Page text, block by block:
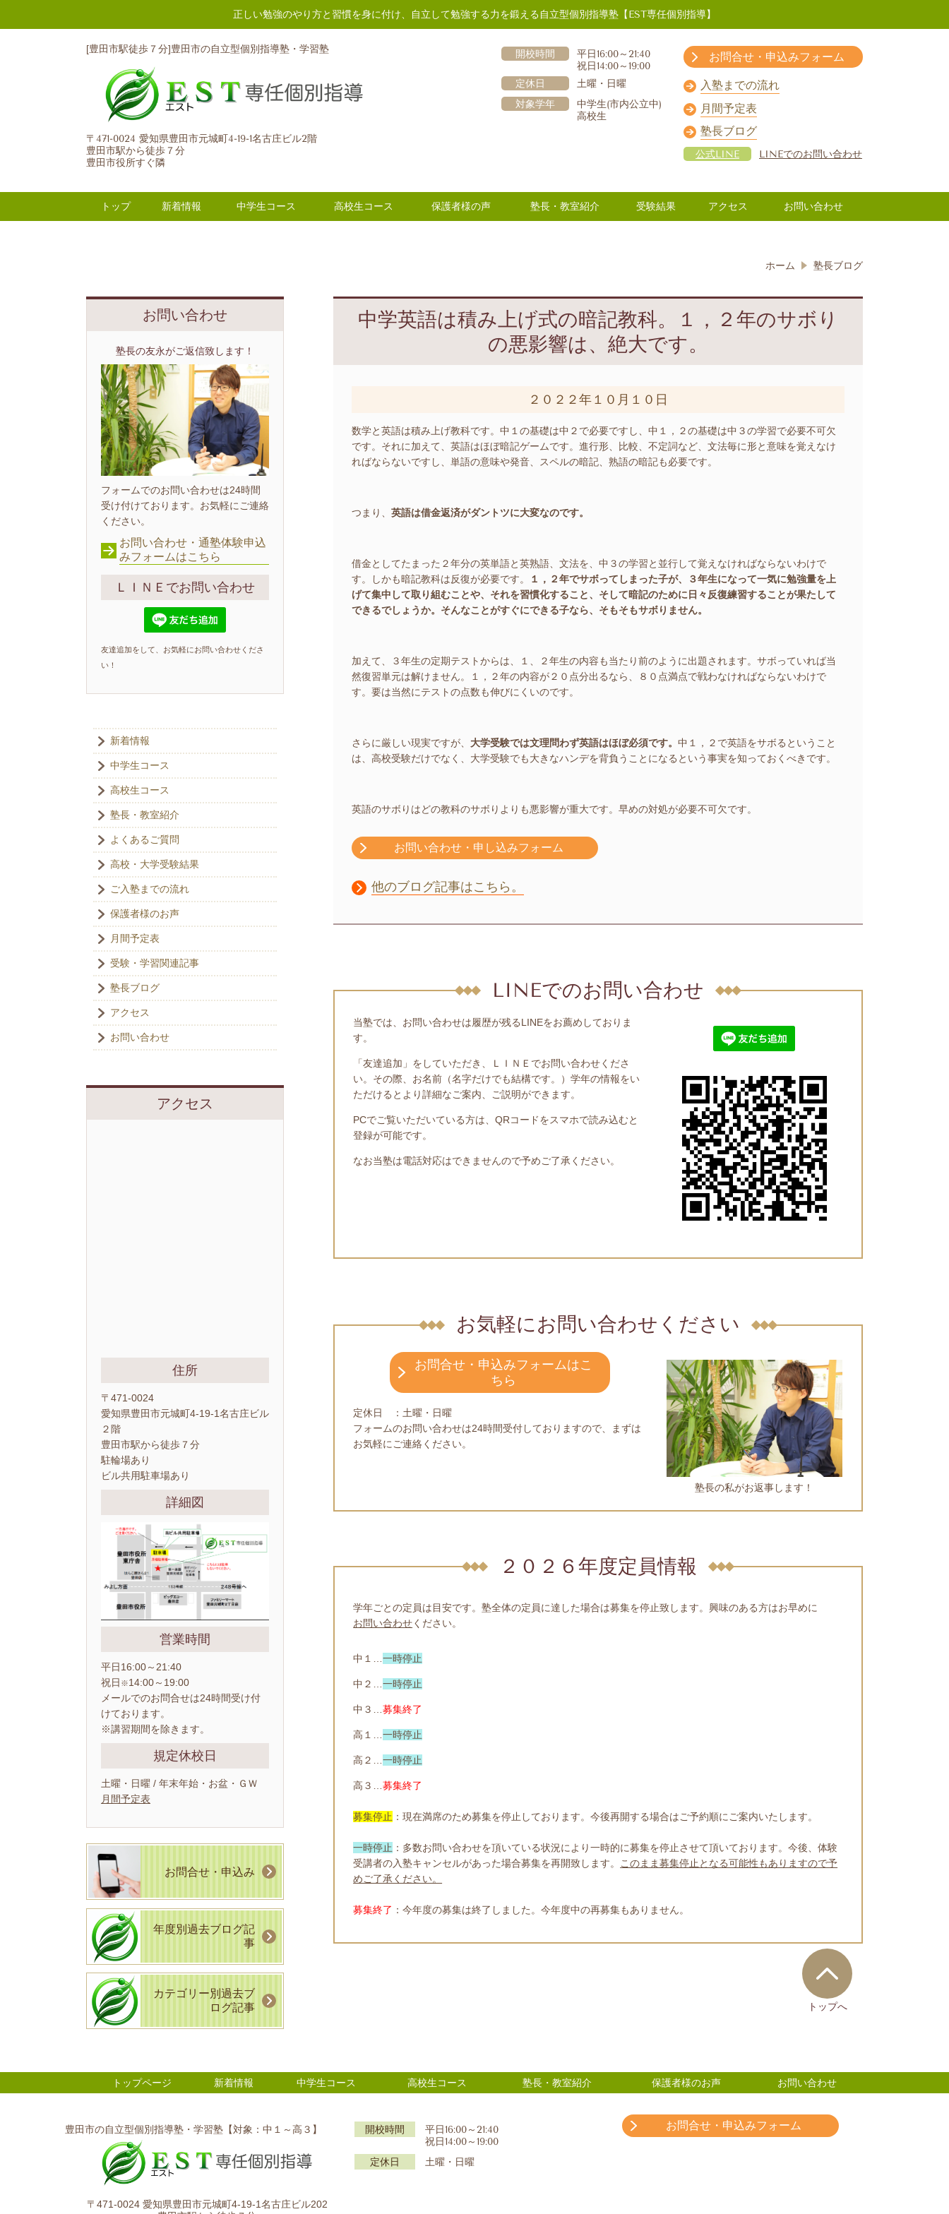
正しい勉強のやり方と習慣を身に付け、自立して勉強する力を鍛える自立型個別指導塾【EST専任個別指導】
[豊田市駅徒歩７分]豊田市の自立型個別指導塾・学習塾
〒471-0024 愛知県豊田市元城町4-19-1名古庄ビル2階
豊田市駅から徒歩７分
豊田市役所すぐ隣
開校時間
平日16:00～21:40
祝日14:00～19:00
定休日
土曜・日曜
対象学年
中学生(市内公立中)
高校生
お問合せ・申込みフォーム
入塾までの流れ
月間予定表
塾長ブログ
公式LINE LINEでのお問い合わせ
トップ 新着情報 中学生コース 高校生コース 保護者様の声 塾長・教室紹介 受験結果 アクセス お問い合わせ
ホーム 塾長ブログ
中学英語は積み上げ式の暗記教科。１，２年のサボり
の悪影響は、絶大です。
２０２２年１０月１０日
数学と英語は積み上げ教科です。中１の基礎は中２で必要ですし、中１，２の基礎は中３の学習で必要不可欠
です。それに加えて、英語はほぼ暗記ゲームです。進行形、比較、不定詞など、文法毎に形と意味を覚えなけ
ればならないですし、単語の意味や発音、スペルの暗記、熟語の暗記も必要です。
つまり、英語は借金返済がダントツに大変なのです。
借金としてたまった２年分の英単語と英熟語、文法を、中３の学習と並行して覚えなければならないわけで
す。しかも暗記教科は反復が必要です。
１，２年でサボってしまった子が、３年生になって一気に勉強量を上
げて集中して取り組むことや、それを習慣化すること、そして暗記のために日々反復練習することが果たして
できるでしょうか。そんなことがすぐにできる子なら、そもそもサボりません。
加えて、３年生の定期テストからは、１、２年生の内容も当たり前のように出題されます。サボっていれば当
然復習単元は解けません。１，２年の内容が２０点分出るなら、８０点満点で戦わなければならないわけで
す。要は当然にテストの点数も伸びにくいのです。
さらに厳しい現実ですが、 大学受験では文理問わず英語はほぼ必須です。中１，２で英語をサボるということ
は、高校受験だけでなく、大学受験でも大きなハンデを背負うことになるという事実を知っておくべきです。
英語のサボりはどの教科のサボりよりも悪影響が重大です。早めの対処が必要不可欠です。
お問い合わせ・申し込みフォーム
他のブログ記事はこちら。
LINEでのお問い合わせ
当塾では、お問い合わせは履歴が残るLINEをお薦めしておりま
す。
「友達追加」をしていただき、ＬＩＮＥでお問い合わせくださ
い。その際、お名前（名字だけでも結構です。）学年の情報をい
ただけるとより詳細なご案内、ご説明ができます。
PCでご覧いただいている方は、QRコードをスマホで読み込むと
登録が可能です。
なお当塾は電話対応はできませんので予めご了承ください。
お気軽にお問い合わせください
塾長の私がお返事します！
お問合せ・申込みフォームはこ
ちら
定休日 ：土曜・日曜
フォームのお問い合わせは24時間受付しておりますので、まずは
お気軽にご連絡ください。
２０２６年度定員情報
学年ごとの定員は目安です。塾全体の定員に達した場合は募集を停止致します。興味のある方はお早めに
お問い合わせください。
中１…一時停止
中２…一時停止
中３…募集終了
高１…一時停止
高２…一時停止
高３…募集終了
募集停止 ：現在満席のため募集を停止しております。今後再開する場合はご予約順にご案内いたします。
一時停止 ： 多数お問い合わせを頂いている状況により一時的に募集を停止させて頂いております。今後、体験
受講者の入塾キャンセルがあった場合募集を再開致します。
このまま募集停止となる可能性もありますので予
めご了承ください。
募集終了 ：今年度の募集は終了しました。今年度中の再募集もありません。
トップへ
お問い合わせ
塾長の友永がご返信致します！
フォームでのお問い合わせは24時間
受け付けております。お気軽にご連絡
ください。
お問い合わせ・通塾体験申込
みフォームはこちら
ＬＩＮＥでお問い合わせ
友達追加をして、お気軽にお問い合わせくださ
い！
新着情報
中学生コース
高校生コース
塾長・教室紹介
よくあるご質問
高校・大学受験結果
ご入塾までの流れ
保護者様のお声
月間予定表
受験・学習関連記事
塾長ブログ
アクセス
お問い合わせ
アクセス
住所
〒471-0024
愛知県豊田市元城町4-19-1名古庄ビル
２階
豊田市駅から徒歩７分
駐輪場あり
ビル共用駐車場あり
詳細図
営業時間
平日16:00～21:40
祝日 ※14:00～19:00
メールでのお問合せは24時間受け付
けております。
※講習期間を除きます。
規定休校日
土曜・日曜 / 年末年始・お盆・ＧＷ
月間予定表
お問合せ・申込み
年度別過去ブログ記
事
カテゴリー別過去ブ
ログ記事
トップページ 新着情報 中学生コース 高校生コース 塾長・教室紹介 保護者様のお声 お問い合わせ
豊田市の自立型個別指導塾・学習塾【対象：中１～高３】
〒471-0024 愛知県豊田市元城町4-19-1名古庄ビル202
開校時間
平日16:00～21:40
祝日14:00～19:00
定休日
土曜・日曜
お問合せ・申込みフォーム